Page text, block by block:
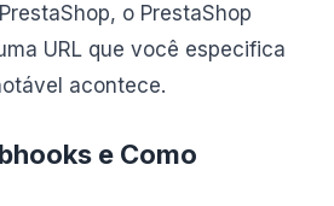
o PrestaShop
URL que você especifica
acontece.
e Como